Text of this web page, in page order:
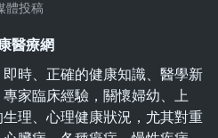
體投稿
醫療網
時、正確的健康知識、醫學新
家臨床經驗，關懷婦幼、上
理、心理健康狀況，尤其對重